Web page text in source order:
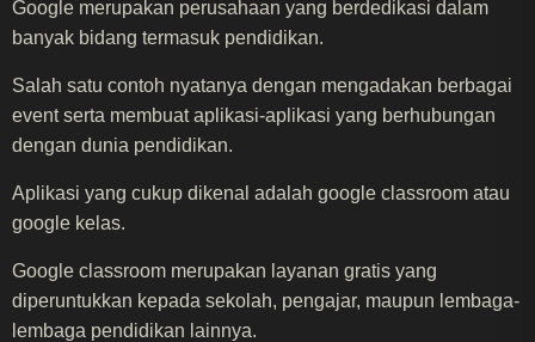
Google merupakan perusahaan yang berdedikasi dalam
banyak bidang termasuk pendidikan.
Salah satu contoh nyatanya dengan mengadakan berbagai
event serta membuat aplikasi-aplikasi yang berhubungan
dengan dunia pendidikan.
Aplikasi yang cukup dikenal adalah google classroom atau
google kelas.
Google classroom merupakan layanan gratis yang
diperuntukkan kepada sekolah, pengajar, maupun lembaga-
lembaga pendidikan lainnya.